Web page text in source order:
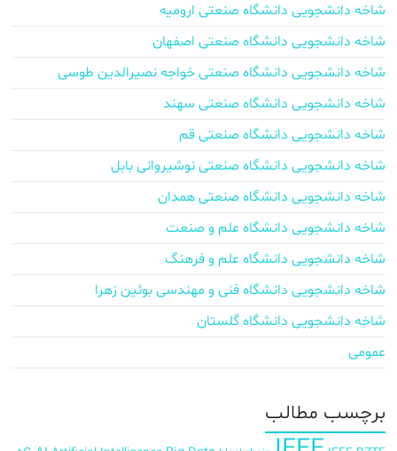
شاخه دانشجویی دانشگاه صنعتی ارومیه
شاخه دانشجویی دانشگاه صنعتی اصفهان
شاخه دانشجویی دانشگاه صنعتی خواجه نصیرالدین طوسی
شاخه دانشجویی دانشگاه صنعتی سهند
شاخه دانشجویی دانشگاه صنعتی قم
شاخه دانشجویی دانشگاه صنعتی نوشیروانی بابل
شاخه دانشجویی دانشگاه صنعتی همدان
شاخه دانشجویی دانشگاه علم و صنعت
شاخه دانشجویی دانشگاه علم و فرهنگ
شاخه دانشجویی دانشگاه فنی و مهندسی بوئین زهرا
شاخه دانشجویی دانشگاه گلستان
عمومی
برچسب‌ مطالب